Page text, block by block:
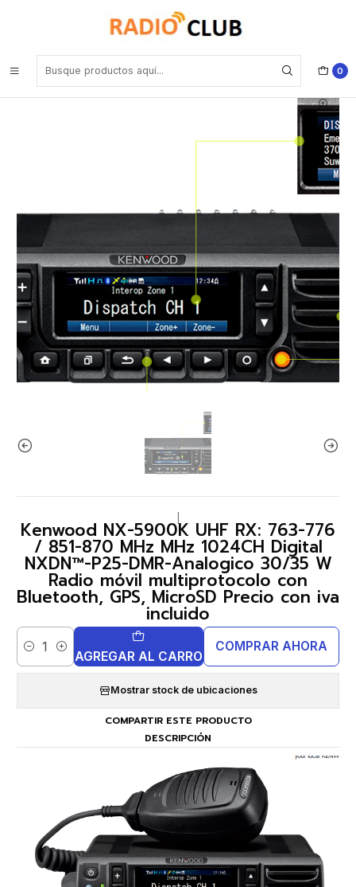
0
Kenwood NX-5900K UHF RX: 763-776 / 851-870 MHz MHz 1024CH
Digital NXDN™-P25-DMR-Analogico 30/35 W Radio móvil
Kenwood NX-5900K UHF RX: 763-776
/ 851-870 MHz MHz 1024CH Digital
NXDN™-P25-DMR-Analogico 30/35 W
Radio móvil multiprotocolo con
Bluetooth, GPS, MicroSD Precio con iva
incluido
Cantidad AGREGAR AL CARRO
COMPRAR AHORA
Mostrar stock de ubicaciones
COMPARTIR ESTE PRODUCTO
DESCRIPCIÓN